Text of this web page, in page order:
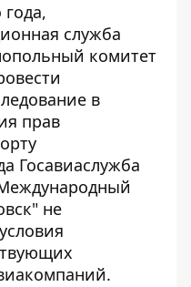
служба
комитет
в
прав
Госавиаслужба
не